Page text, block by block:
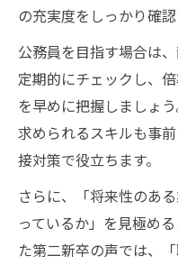
の充実度をしっかり確
公務員を目指す場合は
定期的にチェックし、
を早めに把握しましょ
求められるスキルも事
接対策で役立ちます。
さらに、「将来性のあ
っているか」を見極め
た第二新卒の声では、